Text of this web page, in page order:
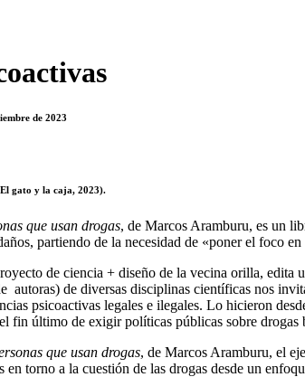
de 2023
gato y la caja, 2023).
que usan drogas, de Marcos Aramburu, es un
partiendo de la necesidad de «poner el foco
de ciencia + diseño de la vecina orilla, edita
autoras) de diversas disciplinas científicas nos
psicoactivas legales e ilegales. Lo hicieron
fin último de exigir políticas públicas sobre drogas
que usan drogas, de Marcos Aramburu, el
en torno a la cuestión de las drogas desde un